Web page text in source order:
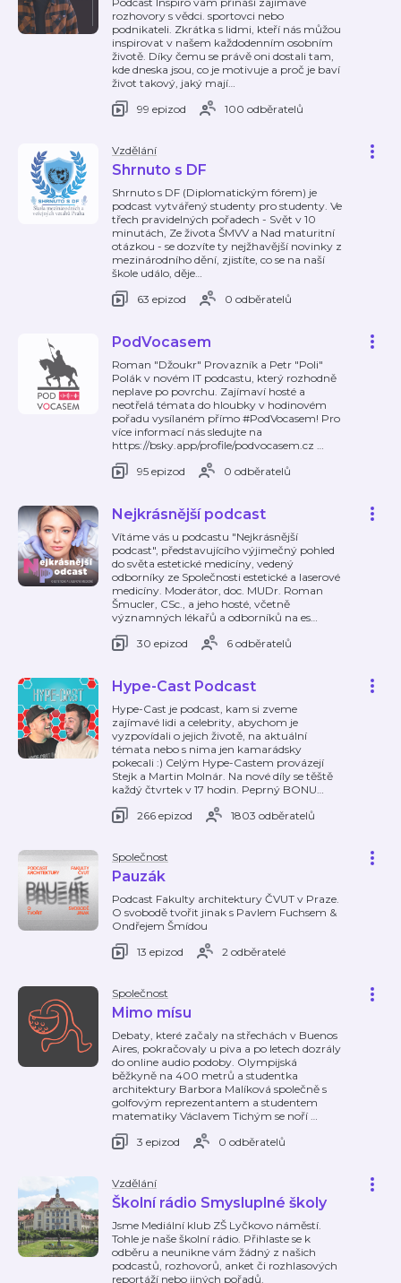
rozhovory s vědci. sportovci nebo
podnikateli. Zkrátka s lidmi, kteří nás můžou
inspirovat v našem každodenním osobním
životě. Díky čemu se právě oni dostali tam,
kde dneska jsou, co je motivuje a proč je baví
život takový, jaký mají…
99 epizod
100 odběratelů
Vzdělání
Shrnuto s DF
Shrnuto s DF (Diplomatickým fórem) je
podcast vytvářený studenty pro studenty. Ve
třech pravidelných pořadech - Svět v 10
minutách, Ze života ŠMVV a Nad maturitní
otázkou - se dozvíte ty nejžhavější novinky z
mezinárodního dění, zjistíte, co se na naší
škole událo, děje…
63 epizod
0 odběratelů
PodVocasem
Roman "Džoukr" Provazník a Petr "Poli"
Polák v novém IT podcastu, který rozhodně
neplave po povrchu. Zajímaví hosté a
neotřelá témata do hloubky v hodinovém
pořadu vysílaném přímo #PodVocasem! Pro
více informací nás sledujte na
https://bsky.app/profile/podvocasem.cz …
95 epizod
0 odběratelů
Nejkrásnější podcast
Vítáme vás u podcastu "Nejkrásnější
podcast", představujícího výjimečný pohled
do světa estetické medicíny, vedený
odborníky ze Společnosti estetické a laserové
medicíny. Moderátor, doc. MUDr. Roman
Šmucler, CSc., a jeho hosté, včetně
významných lékařů a odborníků na es…
30 epizod
6 odběratelů
Hype-Cast Podcast
Hype-Cast je podcast, kam si zveme
zajímavé lidi a celebrity, abychom je
vyzpovídali o jejich životě, na aktuální
témata nebo s nima jen kamarádsky
pokecali :) Celým Hype-Castem provázejí
Stejk a Martin Molnár. Na nové díly se těště
každý čtvrtek v 17 hodin. Peprný BONU…
266 epizod
1803 odběratelů
Společnost
Pauzák
Podcast Fakulty architektury ČVUT v Praze.
O svobodě tvořit jinak s Pavlem Fuchsem &
Ondřejem Šmídou
13 epizod
2 odběratelé
Společnost
Mimo mísu
Debaty, které začaly na střechách v Buenos
Aires, pokračovaly u piva a po letech dozrály
do online audio podoby. Olympijská
běžkyně na 400 metrů a studentka
architektury Barbora Malíková společně s
golfovým reprezentantem a studentem
matematiky Václavem Tichým se noří …
3 epizod
0 odběratelů
Vzdělání
Školní rádio Smysluplné školy
Jsme Mediální klub ZŠ Lyčkovo náměstí.
Tohle je naše školní rádio. Přihlaste se k
odběru a neunikne vám žádný z našich
podcastů, rozhovorů, anket či rozhlasových
reportáží nebo jiných pořadů.